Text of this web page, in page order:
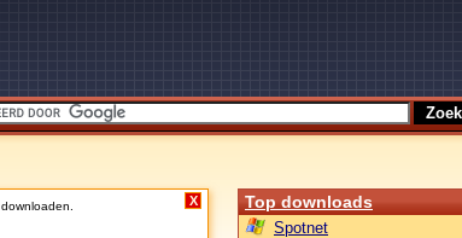
downloaden. X Top downloads
Spotnet